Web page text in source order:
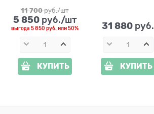
11 700 руб./шт
5 850 руб./шт
выгода5 850 руб. или50%
КУПИТЬ
31 880 руб.
КУПИТЬ